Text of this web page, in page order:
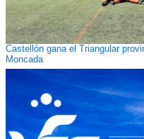
Castellón gana el Triangular
Moncada